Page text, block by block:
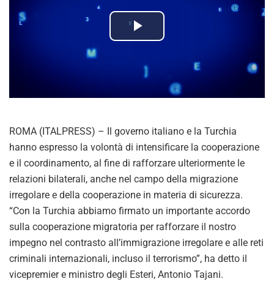
P
a
V
i
d
e
o
ROMA (ITALPRESS) – Il governo italiano e la Turchia
hanno espresso la volontà di intensificare la cooperazione
e il coordinamento, al fine di rafforzare ulteriormente le
relazioni bilaterali, anche nel campo della migrazione
irregolare e della cooperazione in materia di sicurezza.
“Con la Turchia abbiamo firmato un importante accordo
sulla cooperazione migratoria per rafforzare il nostro
impegno nel contrasto all’immigrazione irregolare e alle reti
criminali internazionali, incluso il terrorismo”, ha detto il
vicepremier e ministro degli Esteri, Antonio Tajani.